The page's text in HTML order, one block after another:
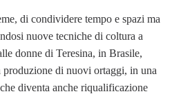
di condividere tempo e spazi ma
nuove tecniche di coltura a
donne di Teresina, in Brasile,
di nuovi ortaggi, in una
diventa anche riqualificazione